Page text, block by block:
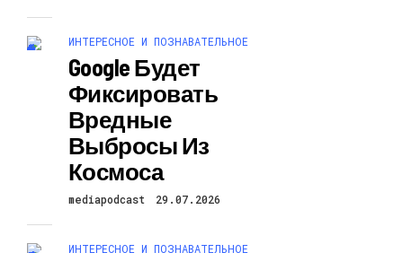
ИНТЕРЕСНОЕ И ПОЗНАВАТЕЛЬНОЕ
Google Будет
Фиксировать
Вредные
Выбросы Из
Космоса
mediapodcast 29.07.2026
ИНТЕРЕСНОЕ И ПОЗНАВАТЕЛЬНОЕ